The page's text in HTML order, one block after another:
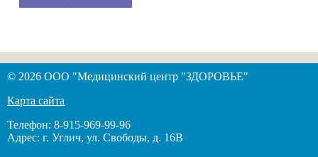
© 2026 ООО "Медицинский центр "ЗДОРОВЬЕ"
Карта сайта
Телефон: 8-915-969-99-96
Адрес: г. Углич, ул. Свободы, д. 16В